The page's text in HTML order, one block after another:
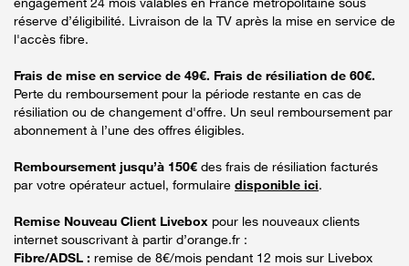
réserve d’éligibilité. Livraison de la TV après la mise en service de
l'accès fibre.
Frais de mise en service de 49€. Frais de résiliation de 60€.
Perte du remboursement pour la période restante en cas de
résiliation ou de changement d'offre. Un seul remboursement par
abonnement à l’une des offres éligibles.
Remboursement jusqu’à 150€ des frais de résiliation facturés
par votre opérateur actuel, formulaire disponible ici.
Remise Nouveau Client Livebox pour les nouveaux clients
internet souscrivant à partir d’orange.fr :
Fibre/ADSL : remise de 8€/mois pendant 12 mois sur Livebox